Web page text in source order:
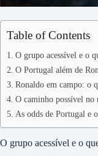
Table of Contents
O grupo acessível e o
O Portugal além de
Ronaldo em campo: o
O caminho possível no
As odds de Portugal e
O grupo acessível e o